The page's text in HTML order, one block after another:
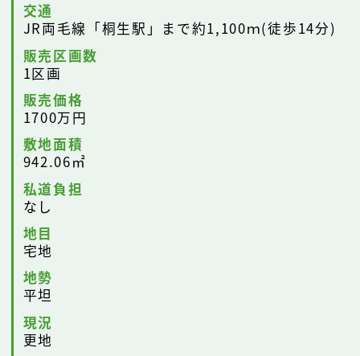
交通
JR両毛線「桐生駅」まで約1,100ｍ(徒歩14分)
販売区画数
1区画
販売価格
1700万円
敷地面積
942.06㎡
私道負担
なし
地目
宅地
地勢
平坦
現況
更地